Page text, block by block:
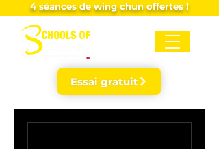
4 séances de wing chun offertes !
Essai gratuit